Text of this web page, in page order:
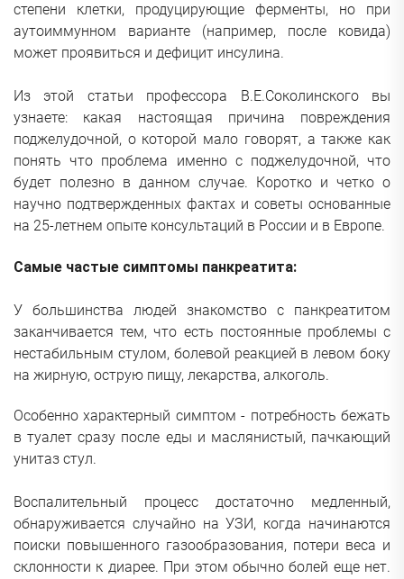
степени клетки, продуцирующие ферменты, но при
аутоиммунном варианте (например, после ковида)
может проявиться и дефицит инсулина.
Из этой статьи профессора В.Е.Соколинского вы
узнаете: какая настоящая причина повреждения
поджелудочной, о которой мало говорят, а также как
понять что проблема именно с поджелудочной, что
будет полезно в данном случае. Коротко и четко о
научно подтвержденных фактах и советы основанные
на 25-летнем опыте консультаций в России и в Европе.
Самые частые симптомы панкреатита:
У большинства людей знакомство с панкреатитом
заканчивается тем, что есть постоянные проблемы с
нестабильным стулом, болевой реакцией в левом боку
на жирную, острую пищу, лекарства, алкоголь.
Особенно характерный симптом - потребность бежать
в туалет сразу после еды и маслянистый, пачкающий
унитаз стул.
Воспалительный процесс достаточно медленный,
обнаруживается случайно на УЗИ, когда начинаются
поиски повышенного газообразования, потери веса и
склонности к диарее. При этом обычно болей еще нет.